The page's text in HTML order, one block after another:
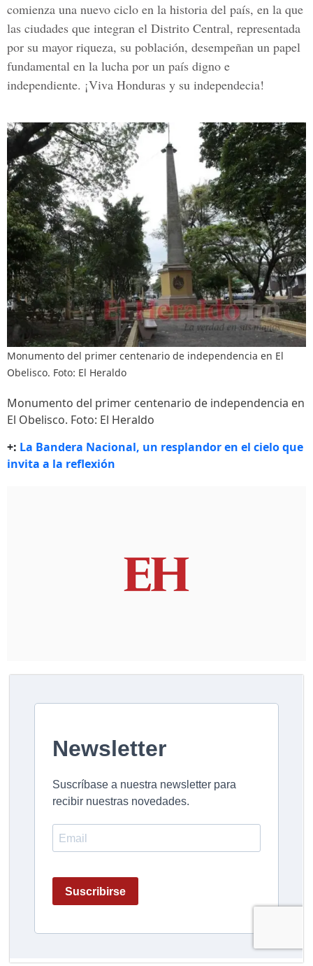
comienza una nuevo ciclo en la historia del país, en la que
las ciudades que integran el Distrito Central, representada
por su mayor riqueza, su población, desempeñan un papel
fundamental en la lucha por un país digno e
independiente. ¡Viva Honduras y su independecia!
Monumento del primer centenario de independencia en El
Obelisco. Foto: El Heraldo
Monumento del primer centenario de independencia en
El Obelisco. Foto: El Heraldo
+: La Bandera Nacional, un resplandor en el cielo que
invita a la reflexión